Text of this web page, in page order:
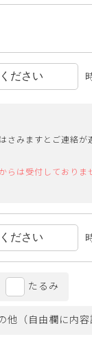
さみますとご連絡が
は受付しておりま
たるみ
他（自由欄に内容